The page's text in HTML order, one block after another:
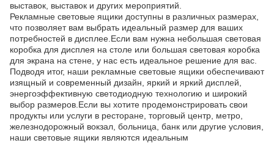
выставок, выставок и других мероприятий.
Рекламные световые ящики доступны в различных размерах,
что позволяет вам выбрать идеальный размер для ваших
потребностей в дисплее.Если вам нужна небольшая световая
коробка для дисплея на столе или большая световая коробка
для экрана на стене, у нас есть идеальное решение для вас.
Подводя итог, наши рекламные световые ящики обеспечивают
изящный и современный дизайн, яркий и яркий дисплей,
энергоэффективную светодиодную технологию и широкий
выбор размеров.Если вы хотите продемонстрировать свои
продукты или услуги в ресторане, торговый центр, метро,
железнодорожный вокзал, больница, банк или другие условия,
наши световые ящики являются идеальным